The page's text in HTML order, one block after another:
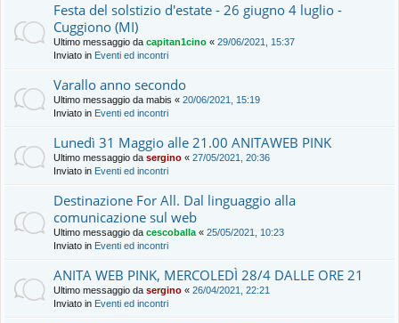
Festa del solstizio d'estate - 26 giugno 4 luglio -
Cuggiono (MI)
Ultimo messaggio da capitan1cino « 29/06/2021, 15:37
Inviato in Eventi ed incontri
Varallo anno secondo
Ultimo messaggio da mabis « 20/06/2021, 15:19
Inviato in Eventi ed incontri
Lunedì 31 Maggio alle 21.00 ANITAWEB PINK
Ultimo messaggio da sergino « 27/05/2021, 20:36
Inviato in Eventi ed incontri
Destinazione For All. Dal linguaggio alla
comunicazione sul web
Ultimo messaggio da cescoballa « 25/05/2021, 10:23
Inviato in Eventi ed incontri
ANITA WEB PINK, MERCOLEDÌ 28/4 DALLE ORE 21
Ultimo messaggio da sergino « 26/04/2021, 22:21
Inviato in Eventi ed incontri